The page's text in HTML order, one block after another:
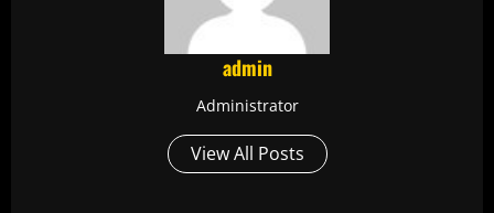
admin
Administrator
View All Posts